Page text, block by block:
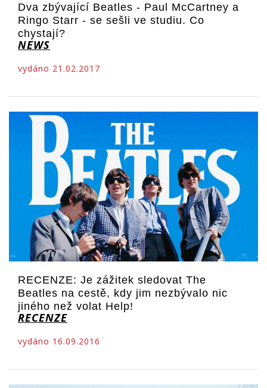
Dva zbývající Beatles - Paul McCartney a
Ringo Starr - se sešli ve studiu. Co
chystají?
NEWS
vydáno 21.02.2017
RECENZE: Je zážitek sledovat The
Beatles na cestě, kdy jim nezbývalo nic
jiného než volat Help!
RECENZE
vydáno 16.09.2016